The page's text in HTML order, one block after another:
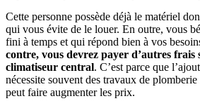
Cette personne possède déjà le matériel
qui vous évite de le louer. En outre, vous
fini à temps et qui répond bien à vos
contre, vous devrez payer d’autres frais
climatiseur central. C’est parce que
nécessite souvent des travaux de
peut faire augmenter les prix.